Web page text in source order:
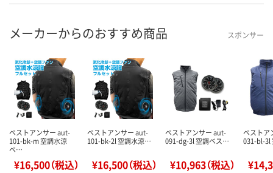
メーカーからのおすすめ商品 スポンサー
ベストアンサー aut-
101-bk-m 空調水涼
ベ…
¥16,500（税込）
ベストアンサー aut-
101-bk-2l 空調水涼…
¥16,500（税込）
ベストアンサー aut-
091-dg-3l 空調ベス…
¥10,963（税込）
ベストア
031-bl-3l